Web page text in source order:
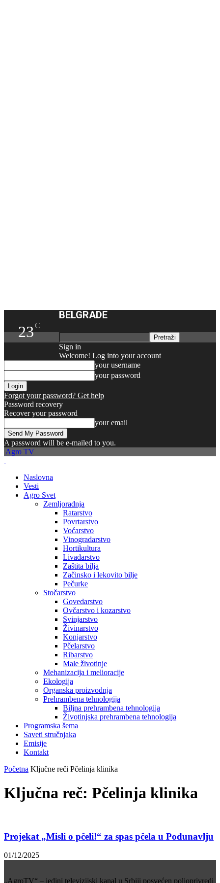
23C
BELGRADE
Sign in
Welcome! Log into your account
your username
your password
Forgot your password? Get help
Password recovery
Recover your password
your email
A password will be e-mailed to you.
Agro TV
Naslovna
Vesti
Agro Svet
Zemljoradnja
Ratarstvo
Povrtarstvo
Voćarstvo
Vinogradarstvo
Hortikultura
Livadarstvo
Zaštita bilja
Začinsko i lekovito bilje
Pečurke
Stočarstvo
Govedarstvo
Ovčarstvo i kozarstvo
Svinjarstvo
Živinarstvo
Konjarstvo
Pčelarstvo
Ribarstvo
Male životinje
Mehanizacija i melioracije
Ekologija
Organska proizvodnja
Prehrambena tehnologija
Biljna prehrambena tehnologija
Životinjska prehrambena tehnologija
Programska šema
Saveti stručnjaka
Emisije
Kontakt
Početna Ključne reči Pčelinja klinika
Ključna reč: Pčelinja klinika
Projekat „Misli o pčeli!“ za spas pčela u Podunavlju
01/12/2025
„AgroTV“ – jedini televizijski kanal u Srbiji posvećen poljoprivredi